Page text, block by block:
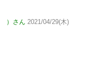
）さん 2021/04/29(木)